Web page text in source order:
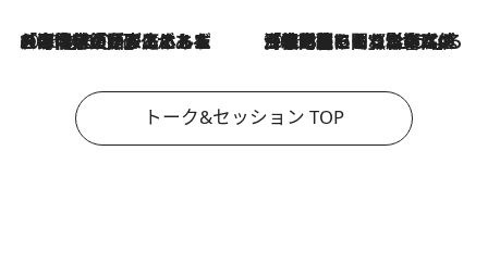
2026.8.3
「今後値上げがあるとすれば…」「リスクがあるのは今年の冬」エネルギー専門家が語る、ホルムズ海峡封鎖が家庭にもたらす“ある心配” 2026.8.3
「住宅建てられない…」「サーチャージ料の高値が続いている」ホルムズ海峡封鎖による影響はいつまで続く？《エネルギー専門家に聞く“どうなる日本の暮らし”》
トーク&セッション TOP